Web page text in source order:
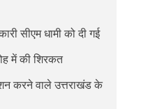
सीएम धामी को दी गई
में की शिरकत
करने वाले उत्तराखंड के